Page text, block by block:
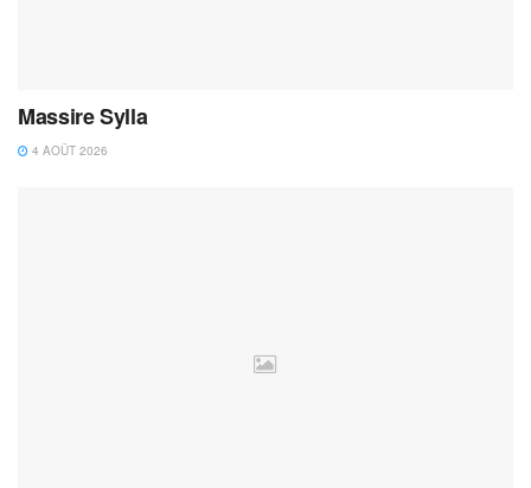
Massire Sylla
4 AOÛT 2026